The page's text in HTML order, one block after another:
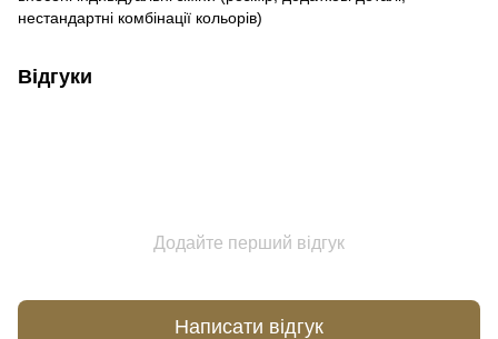
нестандартні комбінації кольорів)
Відгуки
Додайте перший відгук
Написати відгук